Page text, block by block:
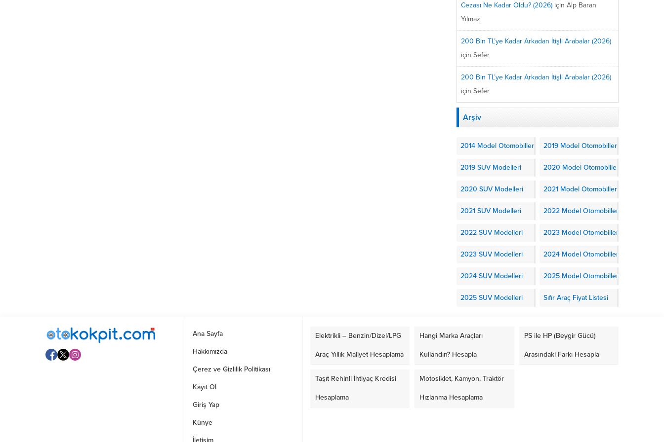
Cezası Ne Kadar Oldu? (2026) için Alp Baran
Yılmaz
200 Bin TL’ye Kadar Arkadan İtişli Arabalar (2026)
için Sefer
200 Bin TL’ye Kadar Arkadan İtişli Arabalar (2026)
için Sefer
Arşiv
2014 Model Otomobiller 2019 Model Otomobiller
2019 SUV Modelleri 2020 Model Otomobiller
2020 SUV Modelleri 2021 Model Otomobiller
2021 SUV Modelleri 2022 Model Otomobiller
2022 SUV Modelleri 2023 Model Otomobiller
2023 SUV Modelleri 2024 Model Otomobiller
2024 SUV Modelleri 2025 Model Otomobiller
2025 SUV Modelleri Sıfır Araç Fiyat Listesi
Ana Sayfa
Hakkımızda
Çerez ve Gizlilik Politikası
Kayıt Ol
Giriş Yap
Künye
İletişim
Elektrikli – Benzin/Dizel/LPG
Araç Yıllık Maliyet Hesaplama
Hangi Marka Araçları
Kullandın? Hesapla
PS ile HP (Beygir Gücü)
Arasındaki Farkı Hesapla
Taşıt Rehinli İhtiyaç Kredisi
Hesaplama
Motosiklet, Kamyon, Traktör
Hızlanma Hesaplama